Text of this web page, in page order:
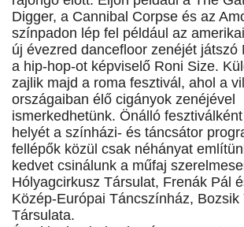
Digger, a Cannibal Corpse és az
színpadon lép fel például az
új évezred dancefloor zenéjét játszó
a hip-hop-ot képviselő Roni Size.
zajlik majd a roma fesztivál, ahol a
országaiban élő cigányok zenéjével
ismerkedhetünk. Önálló
helyét a színházi- és táncsátor
fellépők közül csak néhányat
kedvet csinálunk a műfaj
Hólyagcirkusz Társulat, Frenák Pál
Közép-Európai Táncszínház, Bozsik
Társulata.